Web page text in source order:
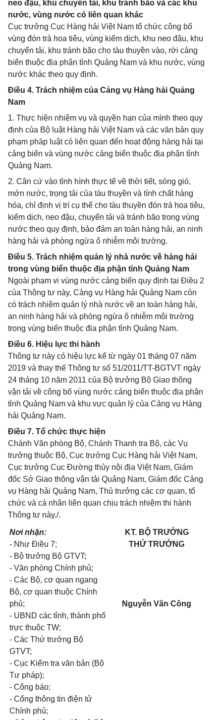
neo đậu, khu chuyển tải, khu tránh bão và các khu
nước, vùng nước có liên quan khác
Cục trưởng Cục Hàng hải Việt Nam tổ chức công bố
vùng đón trả hoa tiêu, vùng kiểm dịch, khu neo đậu, khu
chuyển tải, khu tránh bão cho tàu thuyền vào, rời cảng
biển thuộc địa phận tỉnh Quảng Nam và khu nước, vùng
nước khác theo quy định.
Điều 4. Trách nhiệm của Cảng vụ Hàng hải Quảng
Nam
1. Thực hiện nhiệm vụ và quyền hạn của mình theo quy
định của Bộ luật Hàng hải Việt Nam và các văn bản quy
phạm pháp luật có liên quan đến hoạt động hàng hải tại
cảng biển và vùng nước cảng biển thuộc địa phận tỉnh
Quảng Nam.
2. Căn cứ vào tình hình thực tế về thời tiết, sóng gió,
mớn nước, trọng tải của tàu thuyền và tính chất hàng
hóa, chỉ định vị trí cụ thể cho tàu thuyền đón trả hoa tiêu,
kiểm dịch, neo đậu, chuyển tải và tránh bão trong vùng
nước theo quy định, bảo đảm an toàn hàng hải, an ninh
hàng hải và phòng ngừa ô nhiễm môi trường.
Điều 5. Trách nhiệm quản lý nhà nước về hàng hải
trong vùng biển thuộc địa phận tỉnh Quảng Nam
Ngoài phạm vi vùng nước cảng biển quy định tại Điều 2
của Thông tư này, Cảng vụ Hàng hải Quảng Nam còn
có trách nhiệm quản lý nhà nước về an toàn hàng hải,
an ninh hàng hải và phòng ngừa ô nhiễm môi trường
trong vùng biển thuộc địa phận tỉnh Quảng Nam.
Điều 6. Hiệu lực thi hành
Thông tư này có hiệu lực kể từ ngày 01 tháng 07 năm
2019 và thay thế Thông tư số 51/2011/TT-BGTVT ngày
24 tháng 10 năm 2011 của Bộ trưởng Bộ Giao thông
vận tải về công bố vùng nước cảng biển thuộc địa phận
tỉnh Quảng Nam và khu vực quản lý của Cảng vụ Hàng
hải Quảng Nam.
Điều 7. Tổ chức thực hiện
Chánh Văn phòng Bộ, Chánh Thanh tra Bộ, các Vụ
trưởng thuộc Bộ, Cục trưởng Cục Hàng hải Việt Nam,
Cục trưởng Cục Đường thủy nội địa Việt Nam, Giám
đốc Sở Giao thông vận tải Quảng Nam, Giám đốc Cảng
vụ Hàng hải Quảng Nam, Thủ trưởng các cơ quan, tổ
chức và cá nhân liên quan chịu trách nhiệm thi hành
Thông tư này./.
Nơi nhận:
- Như Điều 7;
- Bộ trưởng Bộ GTVT;
- Văn phòng Chính phủ;
- Các Bộ, cơ quan ngang
Bộ, cơ quan thuộc Chính
phủ;
- UBND các tỉnh, thành phố
trực thuộc TW;
- Các Thứ trưởng Bộ
GTVT;
- Cục Kiểm tra văn bản (Bộ
Tư pháp);
- Công báo;
- Cổng thông tin điện tử
Chính phủ;
KT. BỘ TRƯỞNG
THỨ TRƯỞNG
Nguyễn Văn Công